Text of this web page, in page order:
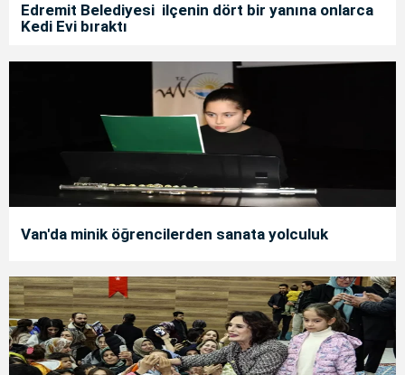
Edremit Belediyesi ilçenin dört bir yanına onlarca
Kedi Evi bıraktı
Van'da minik öğrencilerden sanata yolculuk